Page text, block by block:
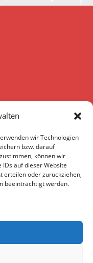
wir Technologien
bzw. darauf
können wir
auf dieser Website
erteilen oder zurückziehen,
beeinträchtigt werden.